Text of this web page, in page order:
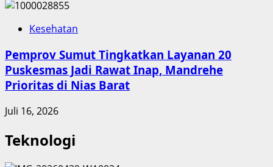
Kesehatan
Pemprov Sumut Tingkatkan Layanan 20
Puskesmas Jadi Rawat Inap, Mandrehe
Prioritas di Nias Barat
Juli 16, 2026
Teknologi